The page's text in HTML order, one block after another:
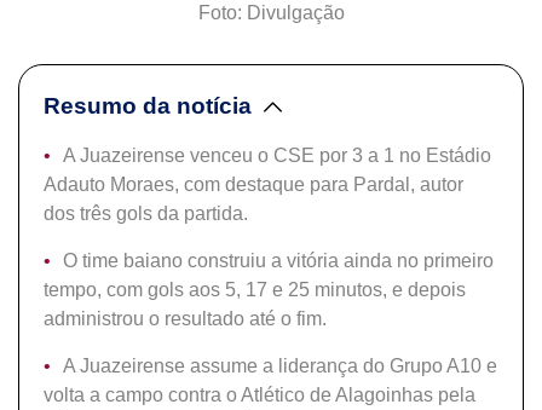
Foto: Divulgação
Resumo da notícia
A Juazeirense venceu o CSE por 3 a 1 no Estádio
Adauto Moraes, com destaque para Pardal, autor
dos três gols da partida.
O time baiano construiu a vitória ainda no primeiro
tempo, com gols aos 5, 17 e 25 minutos, e depois
administrou o resultado até o fim.
A Juazeirense assume a liderança do Grupo A10 e
volta a campo contra o Atlético de Alagoinhas pela